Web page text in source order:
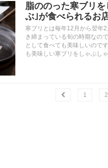
脂ののった寒ブリ
ぶ｣が食べられるお
寒ブリとは毎年12月から翌年
き締まっている旬の時期なの
として食べても美味しいので
も美味しい寒ブリをしゃぶし
1 2